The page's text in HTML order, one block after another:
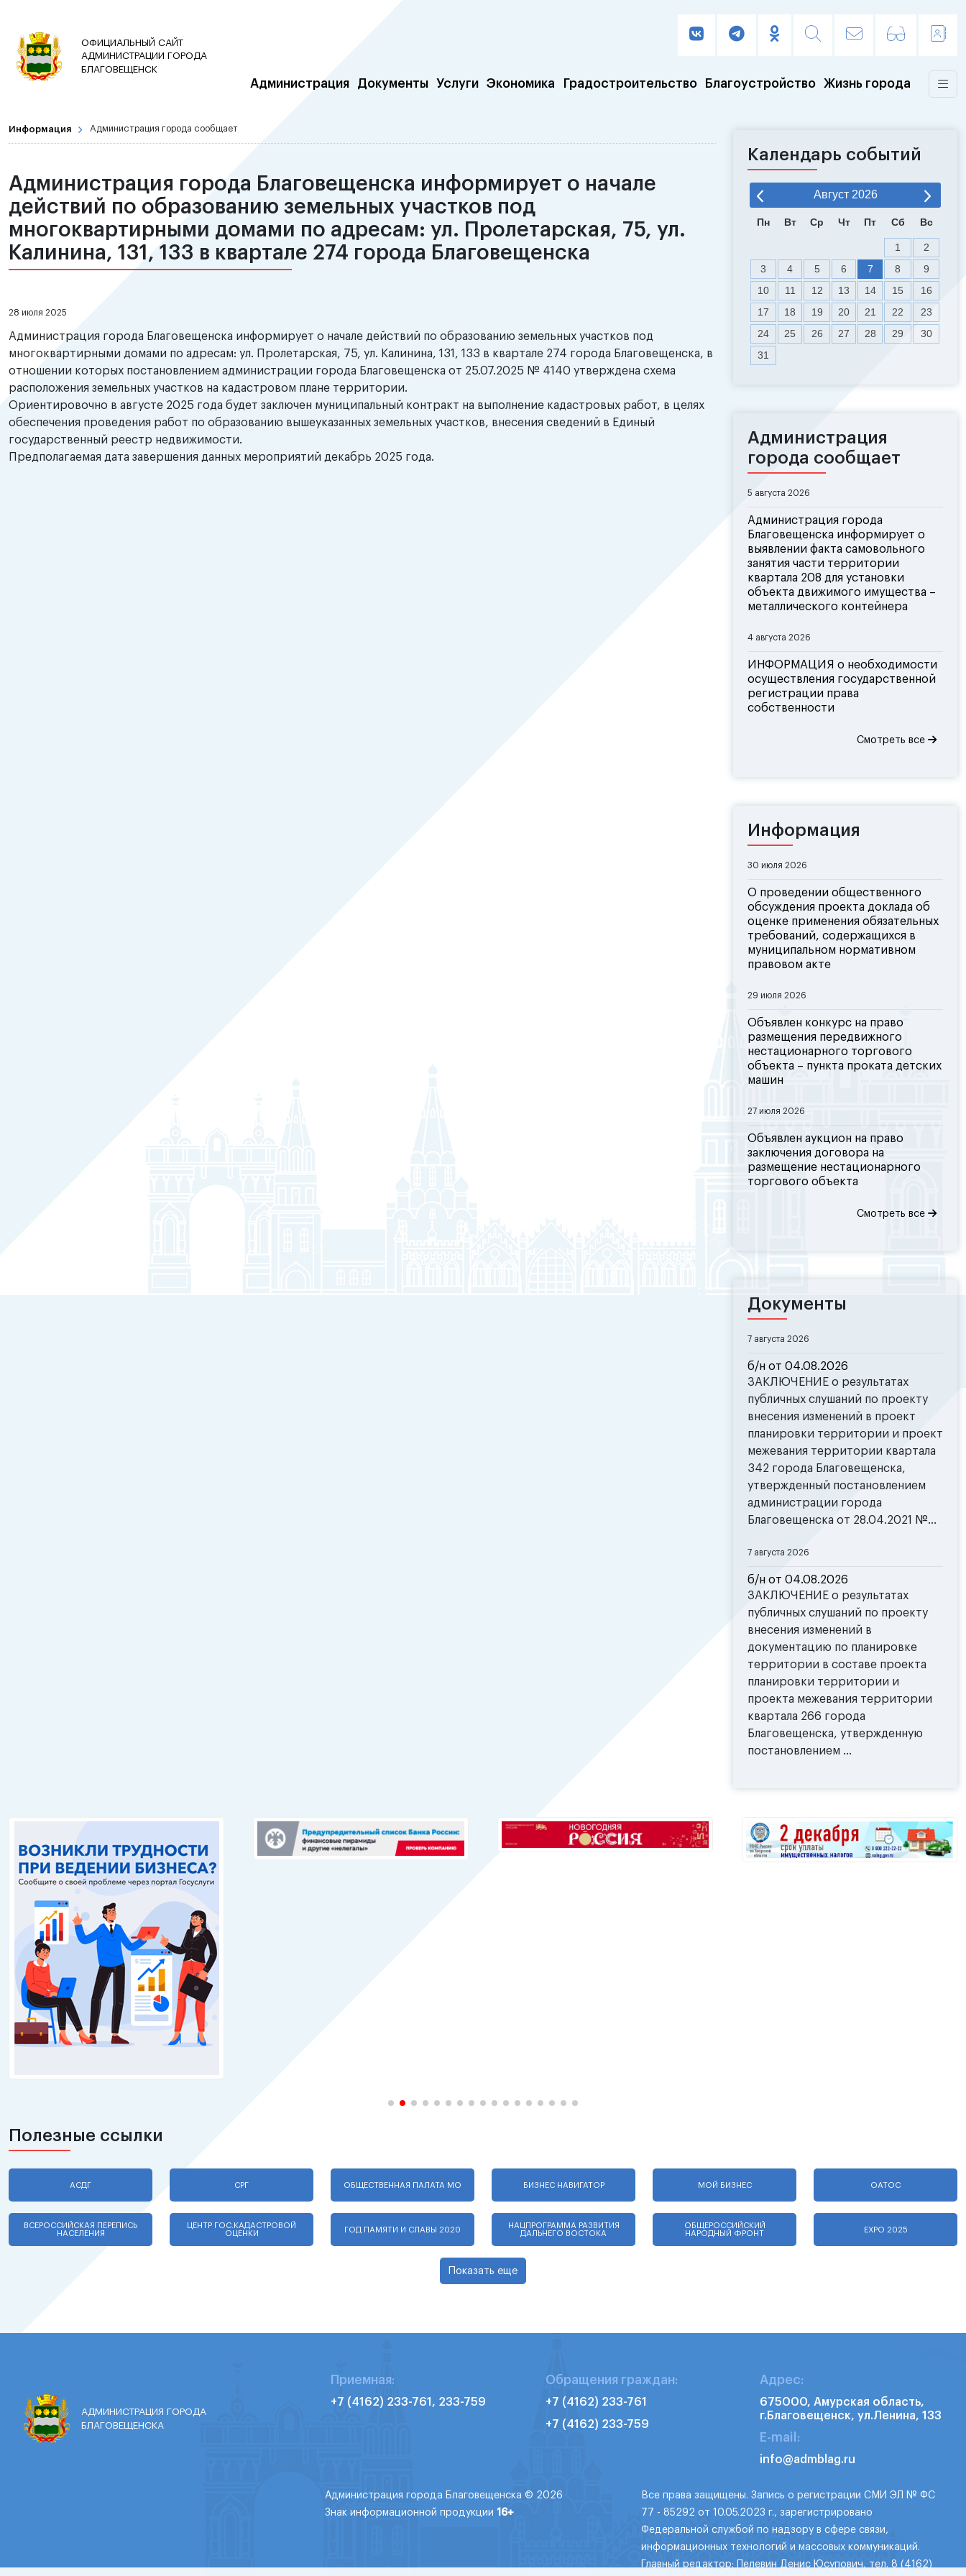
ОФИЦИАЛЬНЫЙ САЙТ
АДМИНИСТРАЦИИ ГОРОДА
БЛАГОВЕЩЕНСК
Администрация Документы Услуги Экономика Градостроительство Благоустройство Жизнь города
Информация Администрация города сообщает
Администрация города Благовещенска информирует о начале
действий по образованию земельных участков под
многоквартирными домами по адресам: ул. Пролетарская, 75, ул.
Калинина, 131, 133 в квартале 274 города Благовещенска
28 июля 2025
Администрация города Благовещенска информирует о начале действий по образованию земельных участков под
многоквартирными домами по адресам: ул. Пролетарская, 75, ул. Калинина, 131, 133 в квартале 274 города Благовещенска, в
отношении которых постановлением администрации города Благовещенска от 25.07.2025 № 4140 утверждена схема
расположения земельных участков на кадастровом плане территории.
Ориентировочно в августе 2025 года будет заключен муниципальный контракт на выполнение кадастровых работ, в целях
обеспечения проведения работ по образованию вышеуказанных земельных участков, внесения сведений в Единый
государственный реестр недвижимости.
Предполагаемая дата завершения данных мероприятий декабрь 2025 года.
Календарь событий
Август 2026
Пн Вт Ср Чт Пт Сб Вс
1
2
3
4 5 6 7 8
9
10
11 12 13 14 15
16
17
18 19 20 21 22
23
24
25 26 27 28 29
30
31
Администрация
города сообщает
5 августа 2026
Администрация города
Благовещенска информирует о
выявлении факта самовольного
занятия части территории
квартала 208 для установки
объекта движимого имущества –
металлического контейнера
4 августа 2026
ИНФОРМАЦИЯ о необходимости
осуществления государственной
регистрации права
собственности
Смотреть все
Информация
30 июля 2026
О проведении общественного
обсуждения проекта доклада об
оценке применения обязательных
требований, содержащихся в
муниципальном нормативном
правовом акте
29 июля 2026
Объявлен конкурс на право
размещения передвижного
нестационарного торгового
объекта – пункта проката детских
машин
27 июля 2026
Объявлен аукцион на право
заключения договора на
размещение нестационарного
торгового объекта
Смотреть все
Документы
7 августа 2026
б/н от 04.08.2026
ЗАКЛЮЧЕНИЕ о результатах
публичных слушаний по проекту
внесения изменений в проект
планировки территории и проект
межевания территории квартала
342 города Благовещенска,
утвержденный постановлением
администрации города
Благовещенска от 28.04.2021 №...
7 августа 2026
б/н от 04.08.2026
ЗАКЛЮЧЕНИЕ о результатах
публичных слушаний по проекту
внесения изменений в
документацию по планировке
территории в составе проекта
планировки территории и
проекта межевания территории
квартала 266 города
Благовещенска, утвержденную
постановлением ...
Полезные ссылки
АСДГ СРГ ОБЩЕСТВЕННАЯ ПАЛАТА МО БИЗНЕС НАВИГАТОР МОЙ БИЗНЕС ОАТОС
ВСЕРОССИЙСКАЯ ПЕРЕПИСЬ
НАСЕЛЕНИЯ
ЦЕНТР ГОС.КАДАСТРОВОЙ
ОЦЕНКИ
ГОД ПАМЯТИ И СЛАВЫ 2020
НАЦПРОГРАММА РАЗВИТИЯ
ДАЛЬНЕГО ВОСТОКА
ОБЩЕРОССИЙСКИЙ
НАРОДНЫЙ ФРОНТ
EXPO 2025
Показать еще
АДМИНИСТРАЦИЯ ГОРОДА
БЛАГОВЕЩЕНСКА
Приемная:
+7 (4162) 233-761, 233-759
Обращения граждан:
+7 (4162) 233-761
+7 (4162) 233-759
Адрес:
675000, Амурская область,
г.Благовещенск, ул.Ленина, 133
E-mail:
info@admblag.ru
Администрация города Благовещенска © 2026
Знак информационной продукции 16+
Все права защищены. Запись о регистрации СМИ ЭЛ № ФС
77 - 85292 от 10.05.2023 г., зарегистрировано
Федеральной службой по надзору в сфере связи,
информационных технологий и массовых коммуникаций.
Главный редактор: Пелевин Денис Юсупович, тел. 8 (4162)